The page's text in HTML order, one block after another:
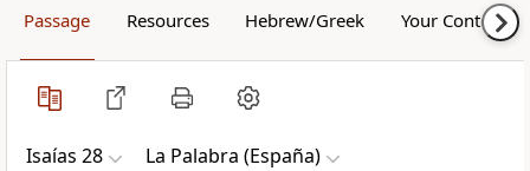
Passage Resources Hebrew/Greek Your Content
Isaías 28 La Palabra (España)